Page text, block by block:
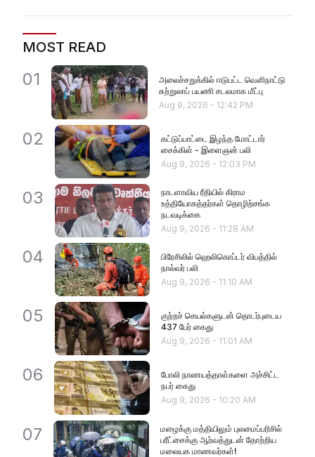
MOST READ
01
அலைச்சறுக்கில் ஈடுபட்ட வௌிநாட்டு
சுற்றுலாப் பயணி சடலமாக மீட்பு
Aug 9, 2026 - 12:42 PM
02
கட்டுப்பாட்டை இழந்த மோட்டார்
சைக்கிள் - இளைஞன் பலி
Aug 9, 2026 - 12:03 PM
03
நாடளாவிய ரீதியில் கிராம
உத்தியோகத்தர்கள் தொழிற்சங்க
நடவடிக்கை
Aug 9, 2026 - 11:28 AM
04
பிரேசிலில் ஹெலிகொப்டர் விபத்தில்
நால்வர் பலி
Aug 9, 2026 - 11:10 AM
05
குற்றச் செயல்களுடன் தொடர்புடைய
437 பேர் கைது
Aug 9, 2026 - 11:01 AM
06
போலி நாணயத்தாள்களை அச்சிட்ட
நபர் கைது
Aug 9, 2026 - 10:20 AM
07
மழைக்கு மத்தியிலும் புலமைப்பரிசில்
பரீட்சைக்கு ஆர்வத்துடன் தோற்றிய
மலையக மாணவர்கள்!